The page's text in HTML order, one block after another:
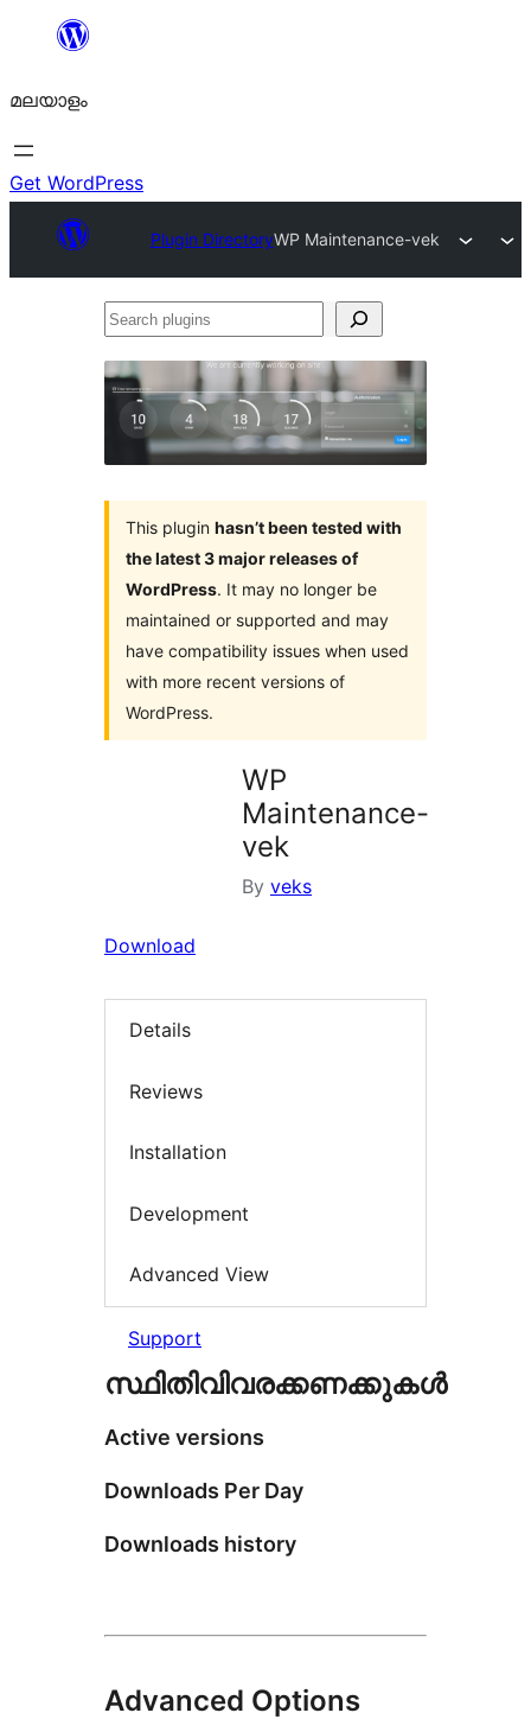
ഉള്ളടക്കത്തിലേക്ക്
മലയാളം
Get WordPress
Plugin DirectoryWP Maintenance-vek
Search
This plugin hasn’t been tested with
the latest 3 major releases of
WordPress. It may no longer be
maintained or supported and may
have compatibility issues when used
with more recent versions of
WordPress.
WP
Maintenance-
vek
By veks
Download
Details
Reviews
Installation
Development
Advanced View
Support
സ്ഥിതിവിവരക്കണക്കുകള്‍
Active versions
Downloads Per Day
Downloads history
Advanced Options